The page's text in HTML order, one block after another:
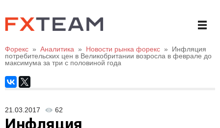
Форекс » Аналитика » Новости рынка форекс »
Инфляция
потребительских цен в Великобритании возросла в феврале до
максимума за три с половиной года
21.03.2017 62
Инфляция